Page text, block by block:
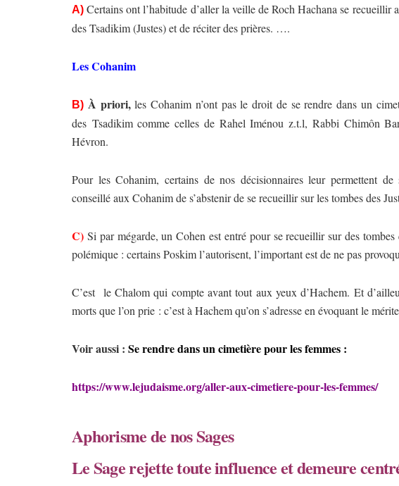
A) Certains ont l’habitude d’aller la veille de Roch Hachana se recueillir
des Tsadikim (Justes) et de réciter des prières. ….
Les Cohanim
B) À priori,les Cohanim n’ont pas le droit de se rendre dans un
des Tsadikimcomme celles de Rahel Iménou z.t.l, Rabbi Chimôn
Hévron.
Pour les Cohanim, certains de nos décisionnaires leur permettent
conseillé aux Cohanim de s’abstenir de se recueillir sur les tombes des
C) Si par mégarde, un Cohen est entré pour se recueillir sur des
polémique : certains Poskim l’autorisent, l’important est de ne pas
C’est le Chalom qui compte avant tout aux yeux d’Hachem. Et
morts que l’on prie : c’est à Hachem qu’on s’adresse en évoquant le
Voir aussi : Se rendre dans un cimetière pour les femmes :
https://www.lejudaisme.org/aller-aux-cimetiere-pour-les-femmes/
Aphorisme de nos Sages
Le Sage rejette toute influence et demeure